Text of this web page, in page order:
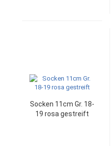
Socken 11cm Gr. 18-
19 rosa gestreift